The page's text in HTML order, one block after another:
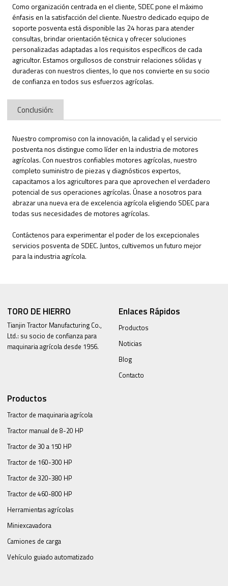
Como organización centrada en el cliente, SDEC pone el máximo
énfasis en la satisfacción del cliente. Nuestro dedicado equipo de
soporte posventa está disponible las 24 horas para atender
consultas, brindar orientación técnica y ofrecer soluciones
personalizadas adaptadas a los requisitos específicos de cada
agricultor. Estamos orgullosos de construir relaciones sólidas y
duraderas con nuestros clientes, lo que nos convierte en su socio
de confianza en todos sus esfuerzos agrícolas.
Conclusión:
Nuestro compromiso con la innovación, la calidad y el servicio
postventa nos distingue como líder en la industria de motores
agrícolas. Con nuestros confiables motores agrícolas, nuestro
completo suministro de piezas y diagnósticos expertos,
capacitamos a los agricultores para que aprovechen el verdadero
potencial de sus operaciones agrícolas. Únase a nosotros para
abrazar una nueva era de excelencia agrícola eligiendo SDEC para
todas sus necesidades de motores agrícolas.
Contáctenos para experimentar el poder de los excepcionales
servicios posventa de SDEC. Juntos, cultivemos un futuro mejor
para la industria agrícola.
TORO DE HIERRO
Tianjin Tractor Manufacturing Co.,
Ltd.: su socio de confianza para
maquinaria agrícola desde 1956.
Enlaces Rápidos
Productos
Noticias
Blog
Contacto
Productos
Tractor de maquinaria agrícola
Tractor manual de 8-20 HP
Tractor de 30 a 150 HP
Tractor de 160-300 HP
Tractor de 320-380 HP
Tractor de 460-800 HP
Herramientas agrícolas
Miniexcavadora
Camiones de carga
Vehículo guiado automatizado